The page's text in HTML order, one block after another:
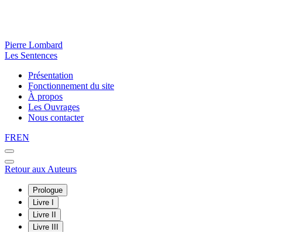
Pierre Lombard
Les Sentences
Présentation
Fonctionnement du site
À propos
Les Ouvrages
Nous contacter
FREN
Retour aux Auteurs
Prologue
Livre I
Livre II
Livre III